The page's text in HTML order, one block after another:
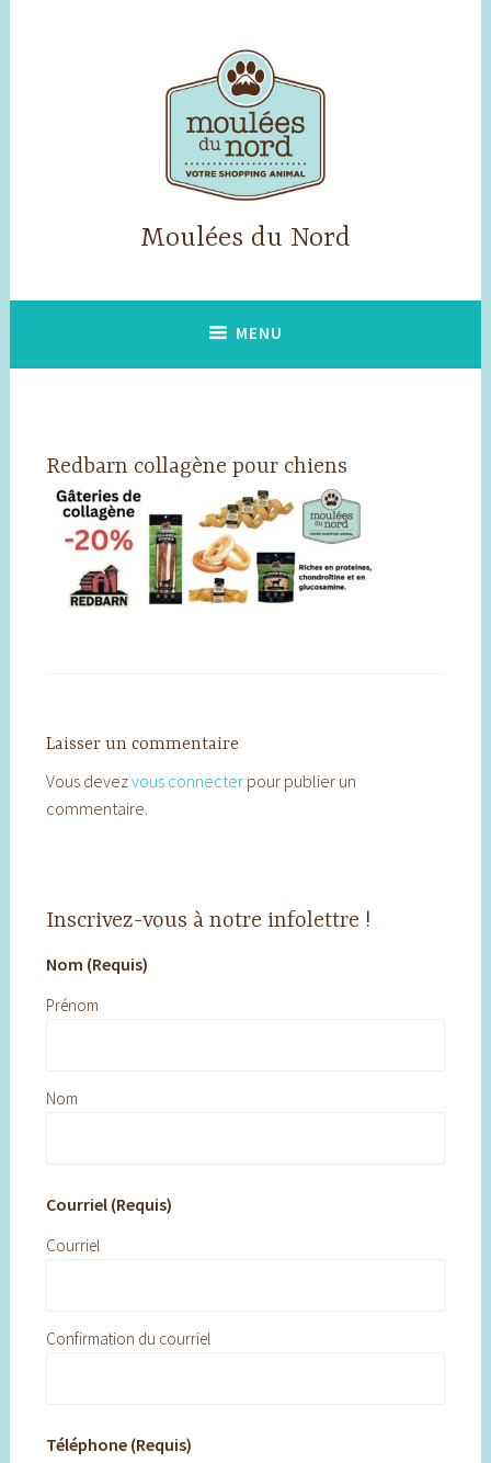
Moulées du Nord
MENU
Redbarn collagène pour chiens
Laisser un commentaire
Vous devezvous connecterpour publier un
commentaire.
Inscrivez-vous à notre infolettre !
Nom (Requis)
Prénom
Nom
Courriel (Requis)
Courriel
Confirmation du courriel
Téléphone (Requis)